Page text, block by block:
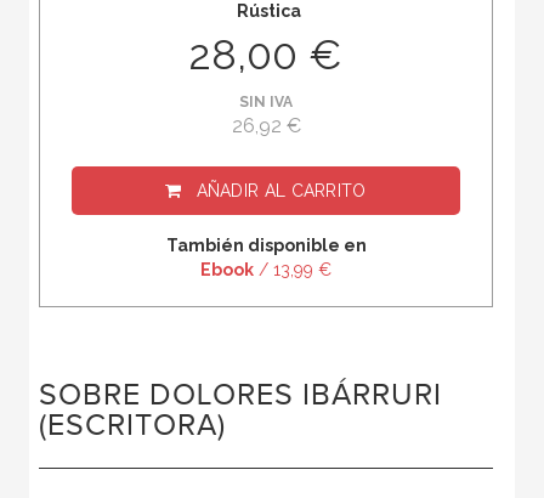
Rústica
28,00 €
SIN IVA
26,92 €
AÑADIR AL CARRITO
También disponible en
Ebook / 13,99 €
SOBRE DOLORES IBÁRRURI
(ESCRITORA)